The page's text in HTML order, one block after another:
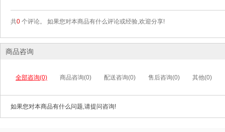
共0 个评论。 如果您对本商品有什么评论或经验,欢迎分享!
商品咨询
全部咨询(0) 商品咨询(0) 配送咨询(0) 售后咨询(0) 其他(0)
如果您对本商品有什么问题,请提问咨询!